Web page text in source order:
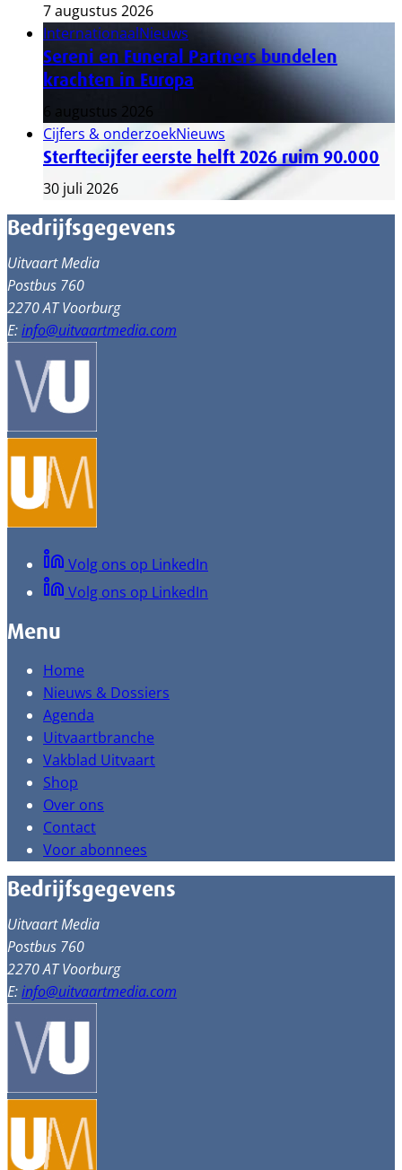
7 augustus 2026
InternationaalNieuws
Sereni en Funeral Partners bundelen
krachten in Europa
6 augustus 2026
Cijfers & onderzoekNieuws
Sterftecijfer eerste helft 2026 ruim 90.000
30 juli 2026
Bedrijfsgegevens
Uitvaart Media
Postbus 760
2270 AT Voorburg
E:info@uitvaartmedia.com
Volg ons op LinkedIn
Volg ons op LinkedIn
Menu
Home
Nieuws & Dossiers
Agenda
Uitvaartbranche
Vakblad Uitvaart
Shop
Over ons
Contact
Voor abonnees
Bedrijfsgegevens
Uitvaart Media
Postbus 760
2270 AT Voorburg
E:info@uitvaartmedia.com